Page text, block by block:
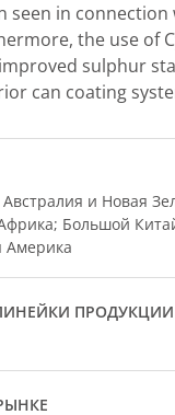
seen in connection
the use of
sulphur
can coating
и Новая
Большой
Америка
ПРОДУКЦИИ